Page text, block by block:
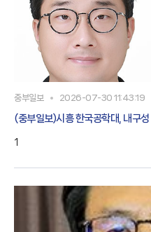
중부일보 2026-07-30 11:43:19
(중부일보)시흥 한국공학대, 내구
1